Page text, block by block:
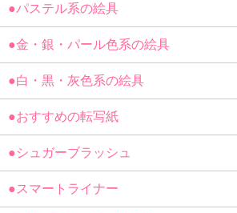
●パステル系の絵具
●金・銀・パール色系の絵具
●白・黒・灰色系の絵具
●おすすめの転写紙
●シュガーブラッシュ
●スマートライナー